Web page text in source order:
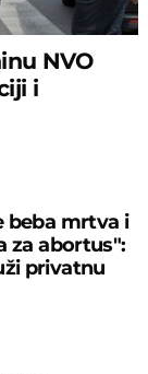
NVO
i
beba mrtva i
za abortus":
privatnu